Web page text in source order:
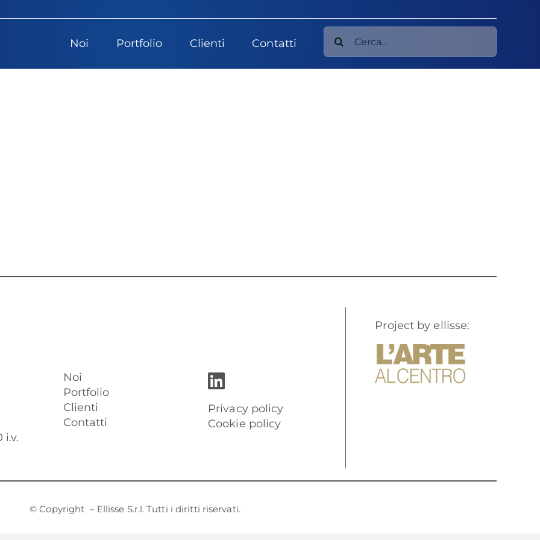
Noi Portfolio Clienti Contatti
Cerca
per:
i.v.
Noi
Portfolio
Clienti
Contatti
Privacy policy
Cookie policy
Project by ellisse:
© Copyright – Ellisse S.r.l. Tutti i diritti riservati.